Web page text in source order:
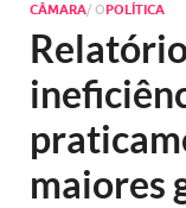
CÂMARA/ OPOLÍTICA
maiores